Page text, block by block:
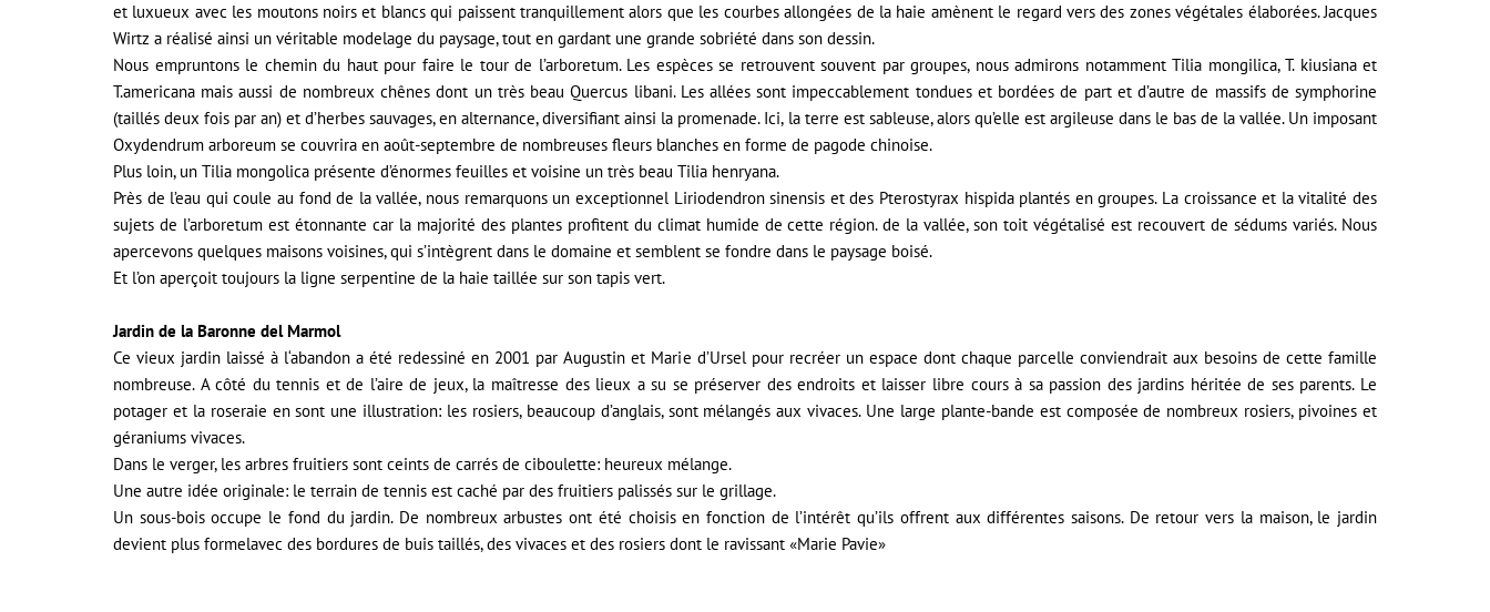
et luxueux avec les moutons noirs et blancs qui paissent tranquillement alors que les courbes allongées de la haie amènent le regard vers des zones végétales élaborées. Jacques
Wirtz a réalisé ainsi un véritable modelage du paysage, tout en gardant une grande sobriété dans son dessin.
Nous empruntons le chemin du haut pour faire le tour de l’arboretum. Les espèces se retrouvent souvent par groupes, nous admirons notamment Tilia mongilica, T. kiusiana et
T.americana mais aussi de nombreux chênes dont un très beau Quercus libani. Les allées sont impeccablement tondues et bordées de part et d’autre de massifs de symphorine
(taillés deux fois par an) et d’herbes sauvages, en alternance, diversifiant ainsi la promenade. Ici, la terre est sableuse, alors qu’elle est argileuse dans le bas de la vallée. Un imposant
Oxydendrum arboreum se couvrira en août-septembre de nombreuses fleurs blanches en forme de pagode chinoise.
Plus loin, un Tilia mongolica présente d’énormes feuilles et voisine un très beau Tilia henryana.
Près de l’eau qui coule au fond de la vallée, nous remarquons un exceptionnel Liriodendron sinensis et des Pterostyrax hispida plantés en groupes. La croissance et la vitalité des
sujets de l’arboretum est étonnante car la majorité des plantes profitent du climat humide de cette région. de la vallée, son toit végétalisé est recouvert de sédums variés. Nous
apercevons quelques maisons voisines, qui s’intègrent dans le domaine et semblent se fondre dans le paysage boisé.
Et l’on aperçoit toujours la ligne serpentine de la haie taillée sur son tapis vert.
Jardin de la Baronne del Marmol
Ce vieux jardin laissé à l‘abandon a été redessiné en 2001 par Augustin et Marie d’Ursel pour recréer un espace dont chaque parcelle conviendrait aux besoins de cette famille
nombreuse. A côté du tennis et de l’aire de jeux, la maîtresse des lieux a su se préserver des endroits et laisser libre cours à sa passion des jardins héritée de ses parents. Le
potager et la roseraie en sont une illustration: les rosiers, beaucoup d’anglais, sont mélangés aux vivaces. Une large plante-bande est composée de nombreux rosiers, pivoines et
géraniums vivaces.
Dans le verger, les arbres fruitiers sont ceints de carrés de ciboulette: heureux mélange.
Une autre idée originale: le terrain de tennis est caché par des fruitiers palissés sur le grillage.
Un sous-bois occupe le fond du jardin. De nombreux arbustes ont été choisis en fonction de l’intérêt qu’ils offrent aux différentes saisons. De retour vers la maison, le jardin
devient plus formelavec des bordures de buis taillés, des vivaces et des rosiers dont le ravissant «Marie Pavie»